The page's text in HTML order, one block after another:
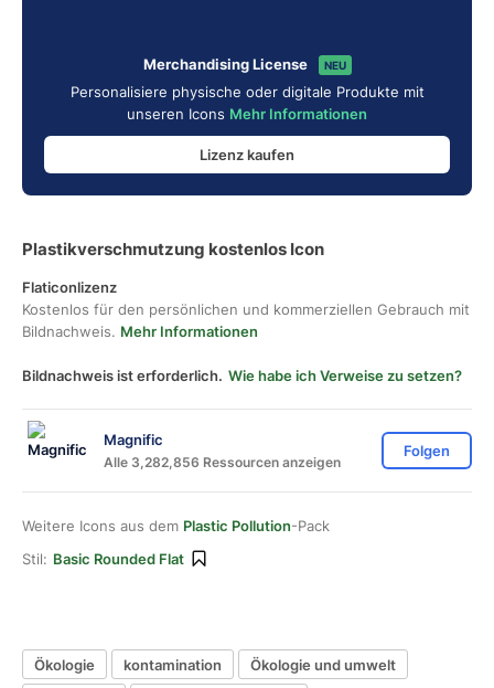
Merchandising License NEU
Personalisiere physische oder digitale Produkte mit
unseren Icons Mehr Informationen
Lizenz kaufen
Plastikverschmutzung kostenlos Icon
Flaticonlizenz
Kostenlos für den persönlichen und kommerziellen Gebrauch mit
Bildnachweis. Mehr Informationen
Bildnachweis ist erforderlich. Wie habe ich Verweise zu setzen?
Magnific
Alle 3,282,856 Ressourcen anzeigen
Folgen
Weitere Icons aus dem Plastic Pollution-Pack
Stil: Basic Rounded Flat
Ökologie kontamination
Ökologie und umwelt